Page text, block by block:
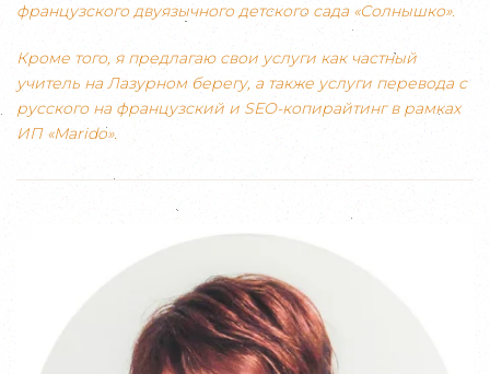
французского двуязычного детского сада «Солнышко».
Кроме того, я предлагаю свои услуги как частный
учитель на Лазурном берегу, а также услуги перевода с
русского на французский и SEO-копирайтинг в рамках
ИП «Marido».